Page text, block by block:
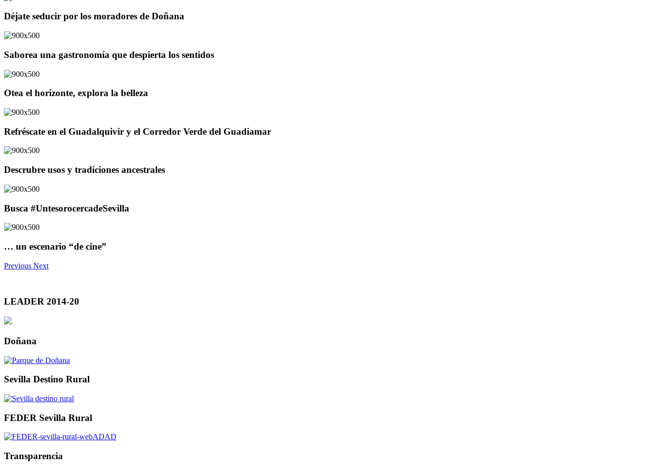
Déjate seducir por los moradores de Doñana
Saborea una gastronomía que despierta los sentidos
Otea el horizonte, explora la belleza
Refréscate en el Guadalquivir y el Corredor Verde del Guadiamar
Descrubre usos y tradiciones ancestrales
Busca #UntesorocercadeSevilla
… un escenario “de cine”
Previous Next
LEADER 2014-20
Doñana
Sevilla Destino Rural
FEDER Sevilla Rural
Transparencia